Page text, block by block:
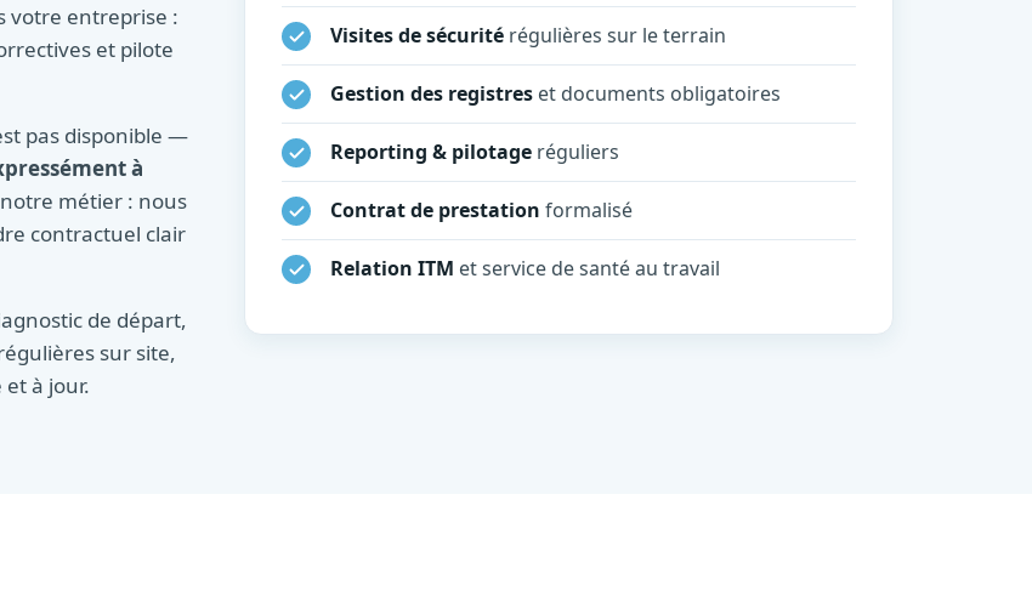
votre entreprise :
et pilote
pas disponible —
à
métier : nous
contractuel clair
de départ,
sur site,
à jour.
Visites de sécurité régulières sur le terrain
Gestion des registres et documents obligatoires
Reporting & pilotage réguliers
Contrat de prestation formalisé
Relation ITM et service de santé au travail